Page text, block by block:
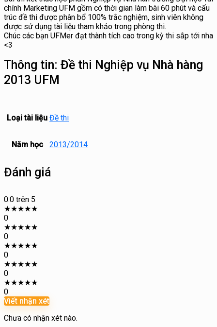
chính Marketing UFM gồm có thời gian làm bài 60 phút và cấu
trúc đề thi được phân bổ 100% trắc nghiệm, sinh viên không
được sử dụng tài liệu tham khảo trong phòng thi.
Chúc các bạn UFMer đạt thành tích cao trong kỳ thi sắp tới nha
<3
Thông tin: Đề thi Nghiệp vụ Nhà hàng
2013 UFM
Loại tài liệu Đề thi
Năm học 2013/2014
Đánh giá
0.0 trên 5
★★★★★
0
★★★★★
0
★★★★★
0
★★★★★
0
★★★★★
0
Viết nhận xét
Chưa có nhận xét nào.